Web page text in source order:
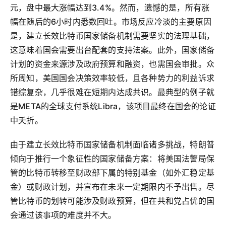
元，盘中最大涨幅达到3.4%。然而，遗憾的是，所有涨
幅在随后的6小时内悉数回吐。市场反应冷淡的主要原因
是，建立长效比特币国家储备机制需要坚实的法理基础，
这意味着国会需要出台配套的支持法案。此外，国家储备
计划的资金来源涉及政府预算和融资，也需国会审批。众
所周知，美国国会决策效率较低，且各种势力的利益诉求
错综复杂，几乎很难在短期内达成共识。最典型的例子就
是META的全球支付系统Libra，该项目最终在国会的论证
中夭折。
由于建立长效比特币国家储备机制面临诸多挑战，特朗普
倾向于推行一个象征性的国家储备方案：将美国法警局保
管的比特币转移至财政部下属的特别基金（如外汇稳定基
金）或财政计划，并宣布在未来一定期限内不予出售。尽
管比特币的划转可能涉及财政预算，但在共和党占优的国
会通过该事项的难度并不大。